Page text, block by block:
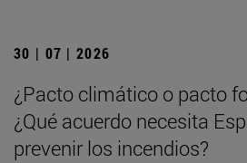
30 | 07 | 2026
¿Pacto climático o pacto
¿Qué acuerdo necesita
prevenir los incendios?